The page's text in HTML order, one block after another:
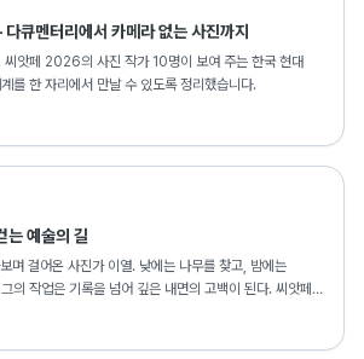
큐멘터리에서 카메라 없는 사진까지
씨앗페 2026의 사진 작가 10명이 보여 주는 한국 현대
를 한 자리에서 만날 수 있도록 정리했습니다.
는 예술의 길
며 걸어온 사진가 이열. 낮에는 나무를 찾고, 밤에는
의 작업은 기록을 넘어 깊은 내면의 고백이 된다. 씨앗페를
그의 이야기를 만나보자.